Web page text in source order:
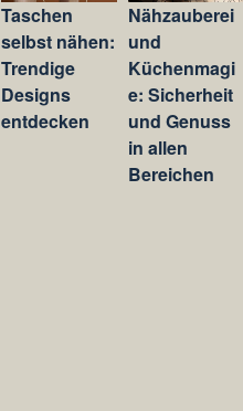
Taschen
selbst nähen:
Trendige
Designs
entdecken
Nähzauberei
und
Küchenmagi
e: Sicherheit
und Genuss
in allen
Bereichen